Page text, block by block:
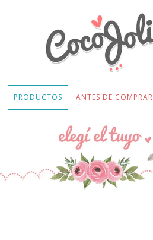
PRODUCTOS ANTES DE COMPRAR